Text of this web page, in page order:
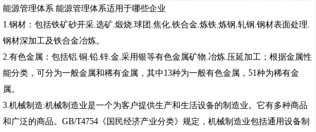
能源管理体系 能源管理体系适用于哪些企业
1.钢材：包括铁矿砂开采.选矿.煅烧.球团.焦化.铁合金.炼铁.炼钢.轧钢.钢材表面处理.
钢材深加工及铁合金冶炼。
2.有色金属：包括铝.铜.铅.锌.金.采用银等有色金属矿物.冶炼.压延加工；根据金属性
能分类，可分为一般金属和稀有金属，其中13种为一般有色金属，51种为稀有金
属。
3.机械制造:机械制造业是一个为客户提供生产和生活设备的制造业。它有多种商品
和广泛的商品。GB/T4754《国民经济产业分类》规定，机械制造业包括通用设备制